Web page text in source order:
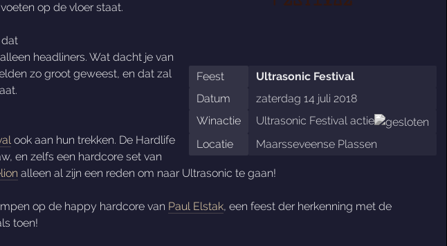
Feest
Ultrasonic Festival
Datum
zaterdag 14 juli 2018
Winactie
Ultrasonic Festival actie
Locatie
Maarsseveense Plassen
op de vloer staat.
headliners. Wat dacht je van
zo groot geweest, en dat zal
ook aan hun trekken. De Hardlife
en zelfs een hardcore set van
alleen al zijn een reden om naar Ultrasonic te gaan!
op de happy hardcore van Paul Elstak, een feest der herkenning met de
toen!